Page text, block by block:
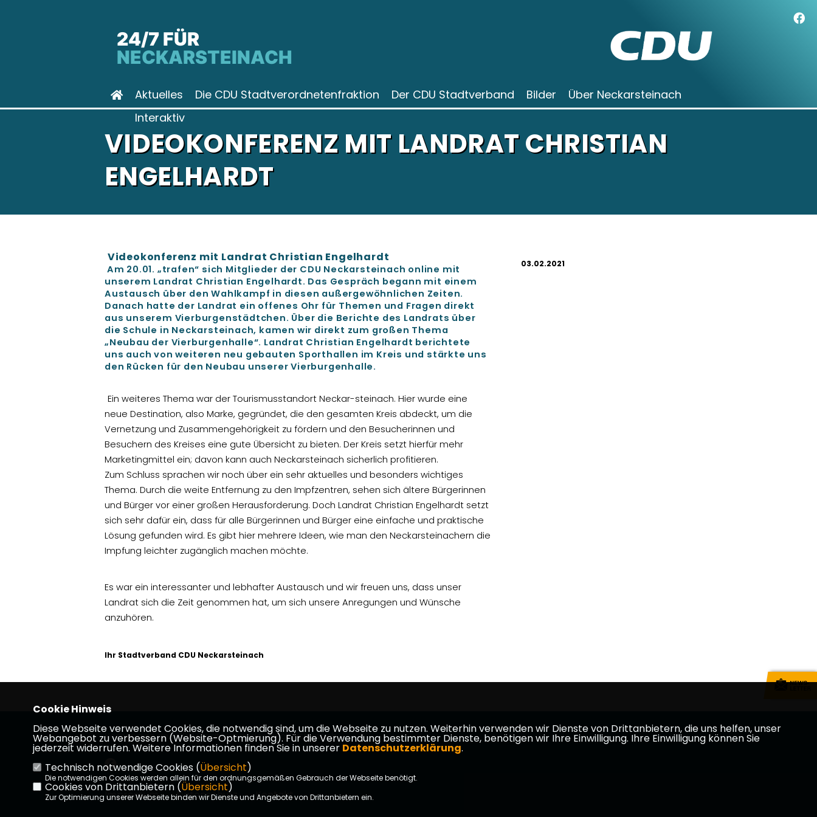
24/7 FÜR
NECKARSTEINACH
Aktuelles Die CDU Stadtverordnetenfraktion Der CDU Stadtverband Bilder
Über Neckarsteinach
Interaktiv
VIDEOKONFERENZ MIT LANDRAT CHRISTIAN
ENGELHARDT
Videokonferenz mit Landrat Christian Engelhardt
Am 20.01. „trafen“ sich Mitglieder der CDU Neckarsteinach online mit
unserem Landrat Christian Engelhardt. Das Gespräch begann mit einem
Austausch über den Wahlkampf in diesen außergewöhnlichen Zeiten.
Danach hatte der Landrat ein offenes Ohr für Themen und Fragen direkt
aus unserem Vierburgenstädtchen. Über die Berichte des Landrats über
die Schule in Neckarsteinach, kamen wir direkt zum großen Thema
Neubau der Vierburgenhalle“. Landrat Christian Engelhardt berichtete
uns auch von weiteren neu gebauten Sporthallen im Kreis und stärkte uns
den Rücken für den Neubau unserer Vierburgenhalle.
Ein weiteres Thema war der Tourismusstandort Neckar-steinach. Hier wurde eine
neue Destination, also Marke, gegründet, die den gesamten Kreis abdeckt, um die
Vernetzung und Zusammengehörigkeit zu fördern und den Besucherinnen und
Besuchern des Kreises eine gute Übersicht zu bieten. Der Kreis setzt hierfür mehr
Marketingmittel ein; davon kann auch Neckarsteinach sicherlich profitieren.
Zum Schluss sprachen wir noch über ein sehr aktuelles und besonders wichtiges
Thema. Durch die weite Entfernung zu den Impfzentren, sehen sich ältere Bürgerinnen
und Bürger vor einer großen Herausforderung. Doch Landrat Christian Engelhardt setzt
sich sehr dafür ein, dass für alle Bürgerinnen und Bürger eine einfache und praktische
Lösung gefunden wird. Es gibt hier mehrere Ideen, wie man den Neckarsteinachern die
Impfung leichter zugänglich machen möchte.
Es war ein interessanter und lebhafter Austausch und wir freuen uns, dass unser
Landrat sich die Zeit genommen hat, um sich unsere Anregungen und Wünsche
anzuhören.
Ihr Stadtverband CDU Neckarsteinach
03.02.2021
Homepage des CDU Stadtverbandes Neckarsteinach
Impressum Datenschutz Kontakt
Cookie Hinweis
Diese Webseite verwendet Cookies, die notwendig sind, um die Webseite zu nutzen. Weiterhin verwenden wir Dienste von Drittanbietern, die uns helfen, unser
Webangebot zu verbessern (Website-Optmierung). Für die Verwendung bestimmter Dienste, benötigen wir Ihre Einwilligung. Ihre Einwilligung können Sie
jederzeit widerrufen. Weitere Informationen finden Sie in unserer Datenschutzerklärung.
Technisch notwendige Cookies (Übersicht)
Die notwendigen Cookies werden allein für den ordnungsgemäßen Gebrauch der Webseite benötigt.
Cookies von Drittanbietern (Übersicht)
Zur Optimierung unserer Webseite binden wir Dienste und Angebote von Drittanbietern ein.